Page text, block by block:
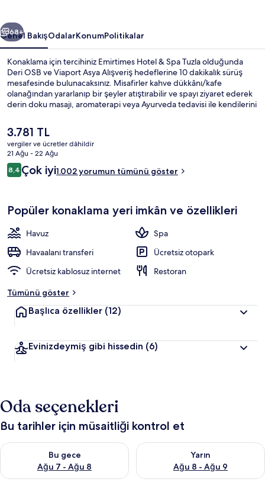
Sonraki
68+
Genel BakışOdalarKonumPolitikalar
Konaklama için tercihiniz Emirtimes Hotel & Spa Tuzla olduğunda
Deri OSB ve Viaport Asya Alışveriş hedeflerine 10 dakikalık sürüş
mesafesinde bulunacaksınız. Misafirler kahve dükkânı/kafe
olanağından yararlanıp bir şeyler atıştırabilir ve spayı ziyaret ederek
derin doku masajı, aromaterapi veya Ayurveda tedavisi ile kendilerini
ve sezonluk açık havuz diğer öne çıkan özellikler arasındadır.
Misafirler arasında yardıma hazır personel ve konaklama yerinin
genel durumu popüler.
Şu
anki
fiyat
3.781 TL
3.781 TL
vergiler ve ücretler dâhildir
21 Ağu - 22 Ağu
Yorumlar
8,48,4/10
Çok iyi1.002 yorumun tümünü göster
Popüler konaklama yeri imkân ve özellikleri
Havuz
Spa
Havaalanı transferi
Ücretsiz otopark
Ücretsiz kablosuz internet
Restoran
Tümünü göster
Başlıca özellikler (12)
Evinizdeymiş gibi hissedin (6)
Oda seçenekleri
Bu tarihler için müsaitliği kontrol et
Bu gece
Ağu 7 - Ağu 8
Bu gece için müsaitliği kontrol et Ağu 7 - Ağu 8
Yarın
Ağu 8 - Ağu 9
Yarın için müsaitliği kontrol